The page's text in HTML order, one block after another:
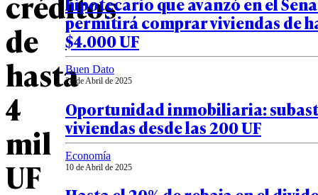
de
hasta
4
mil
UF
permitirá comprar viviendas de
$4.000 UF
Buen Dato
28 de Abril de 2025
Oportunidad inmobiliaria:
viviendas desde las 200 UF
Economía
10 de Abril de 2025